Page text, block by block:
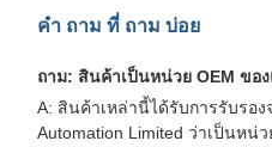
คํา ถาม ที่ ถาม บ่อย
ถาม: สินค้าเป็นหน่วย OEM ขอ
A: สินค้าเหล่านี้ได้รับการรับรอง
Automation Limited ว่าเป็นหน่